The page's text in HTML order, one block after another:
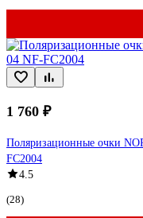
1 760 ₽
Поляризационные очки
FC2004
4.5
(28)